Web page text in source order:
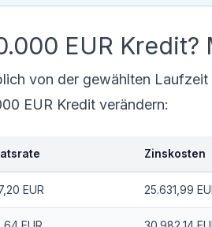
EUR
von der gewählten
EUR Kredit verändern:
Zinskosten
EUR 25.631,99